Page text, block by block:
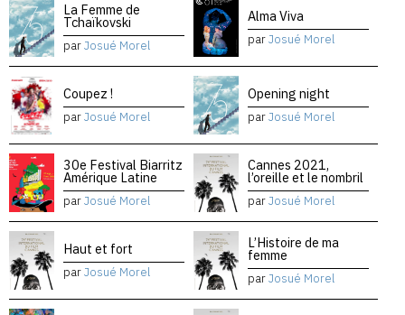
La Femme de
Tchaïkovski
parJosué Morel
Alma Viva
parJosué Morel
Coupez !
parJosué Morel
Opening night
parJosué Morel
30e Festival Biarritz
Amérique Latine
parJosué Morel
Cannes 2021,
l’oreille et le nombril
parJosué Morel
Haut et fort
parJosué Morel
L’Histoire de ma
femme
parJosué Morel